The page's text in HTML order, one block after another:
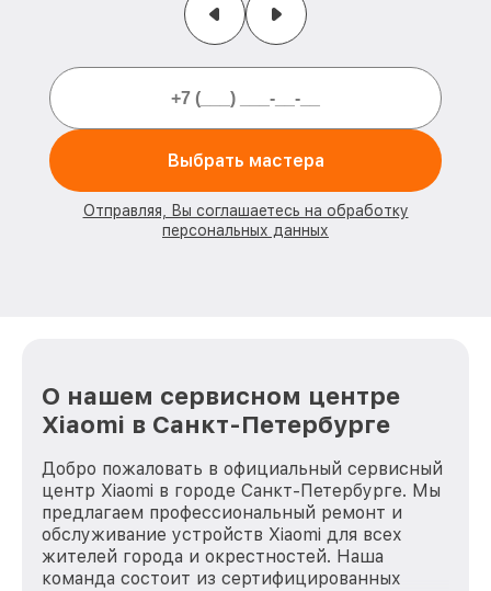
Выбрать мастера
Отправляя, Вы соглашаетесь на обработку
персональных данных
О нашем сервисном центре
Xiaomi в Санкт-Петербурге
Добро пожаловать в официальный сервисный
центр Xiaomi в городе Санкт-Петербурге. Мы
предлагаем профессиональный ремонт и
обслуживание устройств Xiaomi для всех
жителей города и окрестностей. Наша
команда состоит из сертифицированных